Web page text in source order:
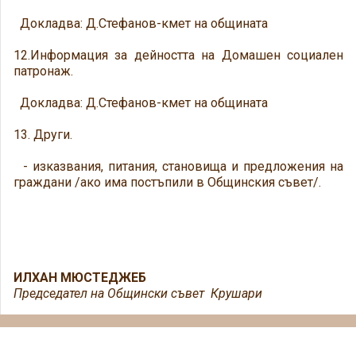
Докладва: Д.Стефанов-кмет на общината
12.Информация за дейността на Домашен социален
патронаж.
Докладва: Д.Стефанов-кмет на общината
13. Други.
- изказвания, питания, становища и предложения на
граждани /ако има постъпили в Общинския съвет/.
ИЛХАН МЮСТЕДЖЕБ
Председател на Общински съвет Крушари